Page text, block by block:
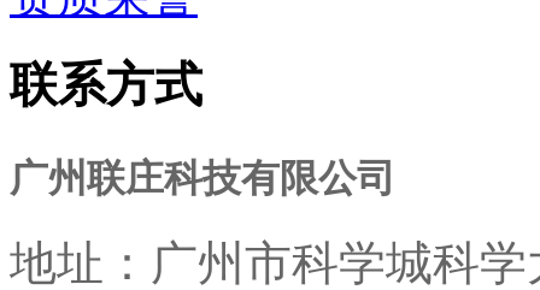
联系方式
广州联庄科技有限公司
地址： 广州市科学城科